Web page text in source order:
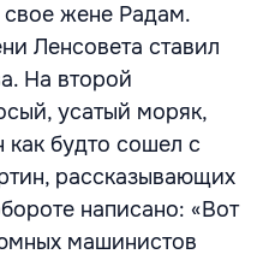
жене Радам.
Ленсовета ставил
На второй
усатый моряк,
будто сошел с
рассказывающих
написано: «Вот
машинистов